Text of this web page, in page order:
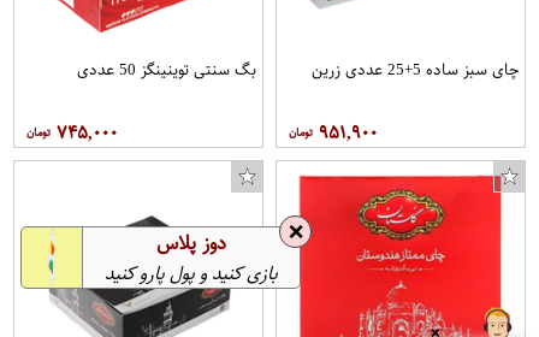
چای سبز ساده 5+25 عددی زرین
۹۵۱,۹۰۰
بگ سنتی توینینگز 50 عددی
۷۴۵,۰۰۰
❌ دوز پلاس
بازی کنید و پول پارو کنید